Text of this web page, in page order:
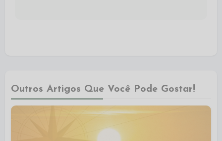
Outros Artigos Que Você Pode Gostar!